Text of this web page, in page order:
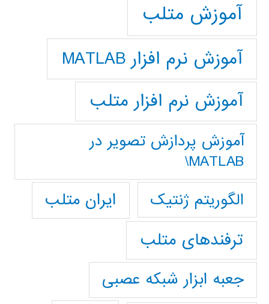
آموزش متلب
آموزش نرم افزار MATLAB
آموزش نرم افزار متلب
آموزش پردازش تصوير در
MATLAB\
الگوریتم ژنتیک
ایران متلب
ترفندهای متلب
جعبه ابزار شبکه عصبی